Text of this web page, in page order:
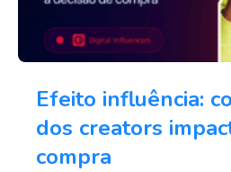
Efeito influência:
dos creators
compra